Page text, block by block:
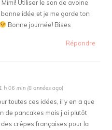
Mimi! Utiliser le son de avoine
bonne idée et je me garde ton
Bonne journée! Bises
Répondre
h 06 min (8 années ago)
toutes ces idées, il y en a que
de pancakes mais j’ai plutôt
crêpes françaises pour la